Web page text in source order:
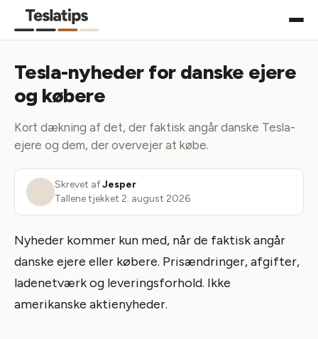
Tesla-nyheder for danske ejere
og købere
Kort dækning af det, der faktisk angår danske Tesla-
ejere og dem, der overvejer at købe.
Skrevet afJesper
Tallene tjekket 2. august 2026
Nyheder kommer kun med, når de faktisk angår
danske ejere eller købere. Prisændringer, afgifter,
ladenetværk og leveringsforhold. Ikke
amerikanske aktienyheder.